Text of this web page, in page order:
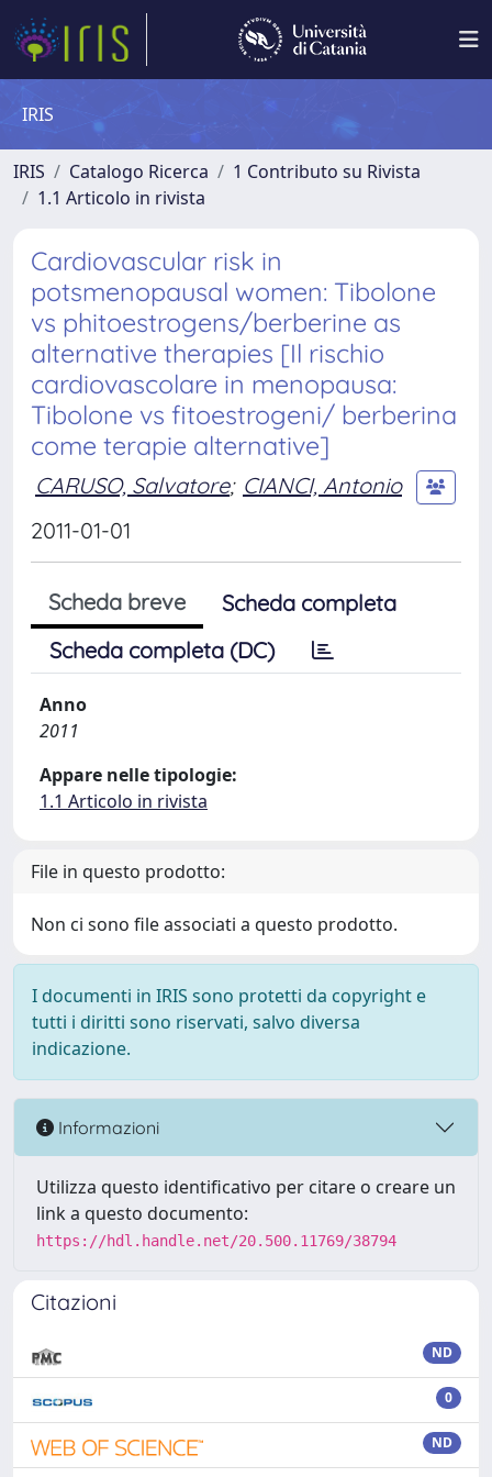
IRIS
IRIS Catalogo Ricerca
1 Contributo su Rivista
1.1 Articolo in rivista
Cardiovascular risk in
potsmenopausal women: Tibolone
vs phitoestrogens/berberine as
alternative therapies [Il rischio
cardiovascolare in menopausa:
Tibolone vs fitoestrogeni/ berberina
come terapie alternative]
CARUSO, Salvatore; CIANCI, Antonio
2011-01-01
Scheda breve
Scheda completa
Scheda completa (DC)
Anno
2011
Appare nelle tipologie:
1.1 Articolo in rivista
File in questo prodotto:
Non ci sono file associati a questo prodotto.
I documenti in IRIS sono protetti da copyright e
tutti i diritti sono riservati, salvo diversa
indicazione.
Informazioni
Utilizza questo identificativo per citare o creare un
link a questo documento:
https://hdl.handle.net/20.500.11769/38794
Citazioni
ND
0
ND